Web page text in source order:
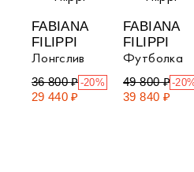
FABIANA
FILIPPI
Лонгслив
36 800 ₽
29 440 ₽
-20%
FABIANA
FILIPPI
Футболка
49 800 ₽
39 840 ₽
-